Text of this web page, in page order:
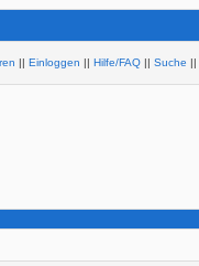
|| Einloggen || Hilfe/FAQ|| Suche ||